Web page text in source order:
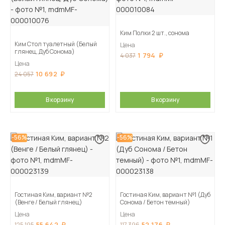
Ким Стол туалетный (Белый
глянец, Дуб Сонома)
Цена
24 057 10 692
В корзину
Ким Полки 2 шт., сонома
Цена
4 037 1 794
В корзину
-56%
Гостиная Ким, вариант №2
(Венге / Белый глянец)
Цена
-56%
Гостиная Ким, вариант №1 (Дуб
Сонома / Бетон темный)
Цена